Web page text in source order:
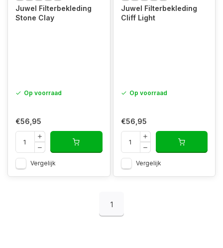
Juwel Filterbekleding
Stone Clay
Op voorraad
€56,95
Vergelijk
Juwel Filterbekleding
Cliff Light
Op voorraad
€56,95
Vergelijk
1